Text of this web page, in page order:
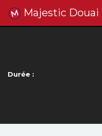
Majestic Douai
Durée :